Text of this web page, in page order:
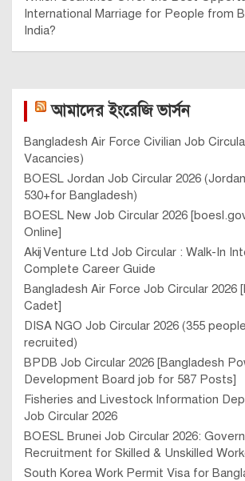
International Marriage for People from
India?
আমাদের ইংরেজি ভার্সন
Bangladesh Air Force Civilian Job
Vacancies)
BOESL Jordan Job Circular 2026
530+for Bangladesh)
BOESL New Job Circular 2026
Online]
Akij Venture Ltd Job Circular : Walk-In
Complete Career Guide
Bangladesh Air Force Job Circular 2026
Cadet]
DISA NGO Job Circular 2026 (355
recruited)
BPDB Job Circular 2026 [Bangladesh
Development Board job for 587 Posts]
Fisheries and Livestock Information
Job Circular 2026
BOESL Brunei Job Circular 2026:
Recruitment for Skilled & Unskilled
South Korea Work Permit Visa for